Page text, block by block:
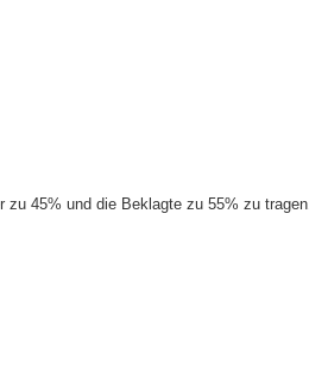
45% und die Beklagte zu 55% zu tragen.